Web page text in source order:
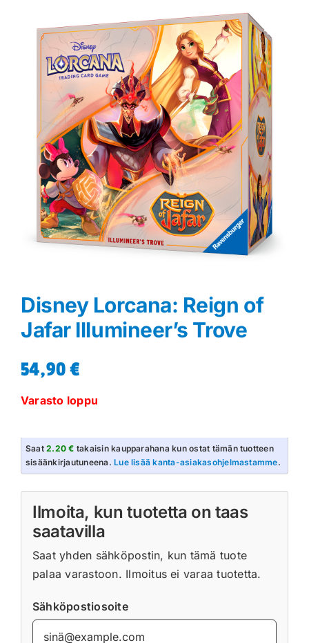
Blind Boksit
Ennakot
Greidatut kortit
Irtokortit
Rip & Ship
Greidauspalvelu
Disney Lorcana: Reign of
Jafar Illumineer’s Trove
54,90€
Varasto loppu
Saat2.20 € takaisin kaupparahana kun ostat tämän tuotteen
sisäänkirjautuneena.Lue lisää kanta-asiakasohjelmastamme.
Ilmoita, kun tuotetta on taas
saatavilla
Saat yhden sähköpostin, kun tämä tuote
palaa varastoon. Ilmoitus ei varaa tuotetta.
Sähköpostiosoite